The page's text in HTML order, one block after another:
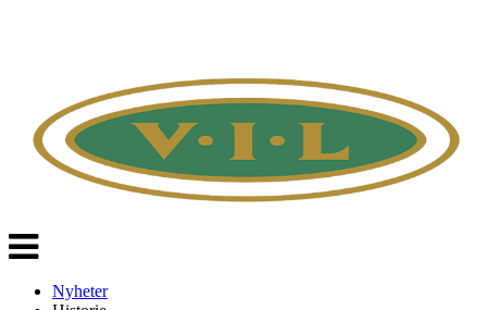
Veksle
navigasjon
Nyheter